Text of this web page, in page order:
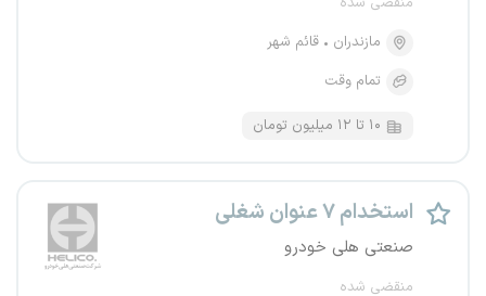
مازندران
قائم شهر
تمام وقت
۱۰ تا ۱۲ میلیون تومان
استخدام ۷ عنوان شغلی
صنعتی هلی خودرو
منقضی شده